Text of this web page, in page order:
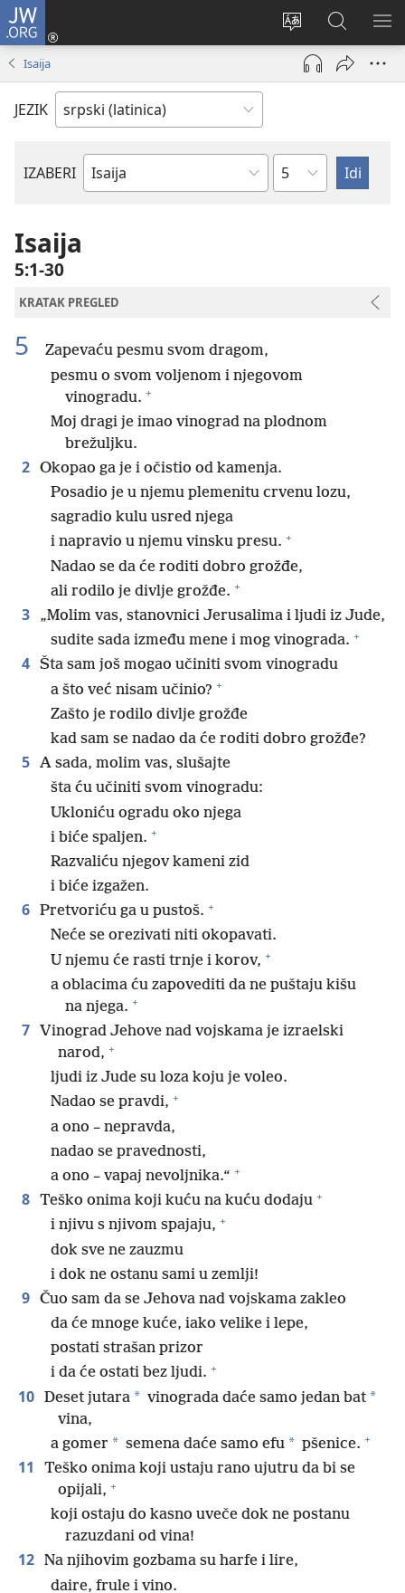
JW.ORG
Promeni
jezik
sajta
Prijava
(otvara
prozor)
Pretraga
sajta
JW.ORG
Isaija
JEZIK
IZABERI
Biblijska
Poglavlje
Isaija
5:1-30
KRATAK PREGLED
5
Zapevaću pesmu svom dragom,
pesmu o svom voljenom i njegovom
vinogradu. +
Moj dragi je imao vinograd na plodnom
brežuljku.
2 Okopao ga je i očistio od kamenja.
Posadio je u njemu plemenitu crvenu lozu,
sagradio kulu usred njega
i napravio u njemu vinsku presu. +
Nadao se da će roditi dobro grožđe,
ali rodilo je divlje grožđe. +
3
„Molim vas, stanovnici Jerusalima i ljudi iz Jude,
sudite sada između mene i mog vinograda. +
4 Šta sam još mogao učiniti svom vinogradu
a što već nisam učinio? +
Zašto je rodilo divlje grožđe
kad sam se nadao da će roditi dobro grožđe?
5 A sada, molim vas, slušajte
šta ću učiniti svom vinogradu:
Ukloniću ogradu oko njega
i biće spaljen. +
Razvaliću njegov kameni zid
i biće izgažen.
6 Pretvoriću ga u pustoš. +
Neće se orezivati niti okopavati.
U njemu će rasti trnje i korov, +
a oblacima ću zapovediti da ne puštaju kišu
na njega. +
7 Vinograd Jehove nad vojskama je izraelski
narod, +
ljudi iz Jude su loza koju je voleo.
Nadao se pravdi, +
a ono – nepravda,
nadao se pravednosti,
a ono – vapaj nevoljnika.“ +
8 Teško onima koji kuću na kuću dodaju +
i njivu s njivom spajaju, +
dok sve ne zauzmu
i dok ne ostanu sami u zemlji!
9 Čuo sam da se Jehova nad vojskama zakleo
da će mnoge kuće, iako velike i lepe,
postati strašan prizor
i da će ostati bez ljudi. +
10 Deset jutara * vinograda daće samo jedan bat *
vina,
a gomer * semena daće samo efu * pšenice. +
11
Teško onima koji ustaju rano ujutru da bi se
opijali, +
koji ostaju do kasno uveče dok ne postanu
razuzdani od vina!
12 Na njihovim gozbama su harfe i lire,
daire, frule i vino.